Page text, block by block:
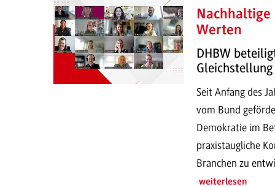
Werten
DHBW
Seit Anfang des
vom Bund
Demokratie im
praxistaugliche
Branchen zu
weiterlesen